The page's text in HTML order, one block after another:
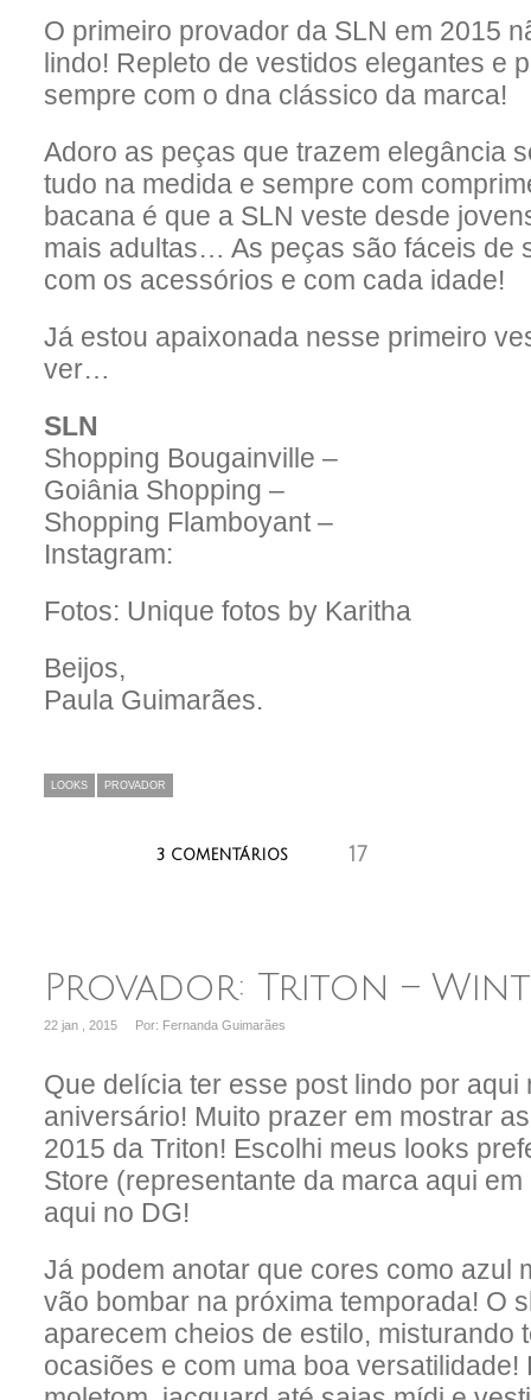
O primeiro provador da SLN em 2015
lindo! Repleto de vestidos elegantes e
sempre com o dna clássico da marca!
Adoro as peças que trazem elegância
tudo na medida e sempre com
bacana é que a SLN veste desde
mais adultas… As peças são fáceis de
com os acessórios e com cada idade!
Já estou apaixonada nesse primeiro
ver…
SLN
Shopping Bougainville –
Goiânia Shopping –
Shopping Flamboyant –
Instagram:
Fotos: Unique fotos by Karitha
Beijos,
Paula Guimarães.
LOOKS PROVADOR
3 COMENTÁRIOS 17
Provador: Triton –
22 jan , 2015 Por: Fernanda Guimarães
Que delícia ter esse post lindo por aqui
aniversário! Muito prazer em mostrar
2015 da Triton! Escolhi meus looks
Store (representante da marca aqui
aqui no DG!
Já podem anotar que cores como azul
vão bombar na próxima temporada! O
aparecem cheios de estilo, misturando
ocasiões e com uma boa versatilidade!